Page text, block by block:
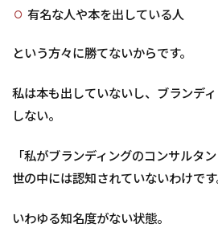
事例
イ
ン
ッ
プ
って
有名な人や本を出している人
という方々に勝てないからです。
私は本も出していないし、ブランデ
しない。
「私がブランディングのコンサルタ
世の中には認知されていないわけです
いわゆる知名度がない状態。